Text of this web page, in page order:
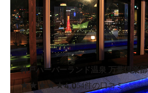
神戸ハーバーランド温泉 万葉倶楽部
★★ ★ ★★4.054件の口コミ